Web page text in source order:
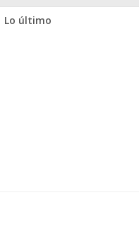
Lo último